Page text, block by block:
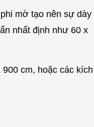
mờ tạo nên sự dày
nhất định như 60 x
cm, hoặc các kích